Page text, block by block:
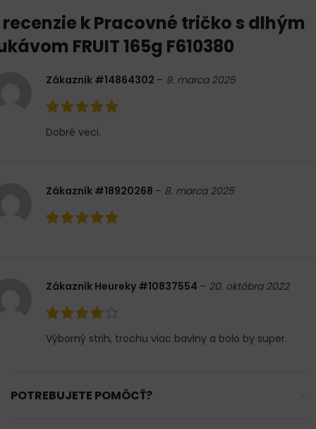
recenzie kPracovné tričko s dlhým
FRUIT 165g F610380
Zákazník #14864302 – 9. marca 2025
Dobré veci.
Zákazník #18920268 – 8. marca 2025
Zákazník Heureky #10837554 – 20. októbra 2022
Výborný strih, trochu viac bavlny a bolo by super.
POTREBUJETE POMÔCŤ?